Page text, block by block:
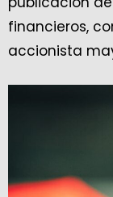
financieros,
accionista